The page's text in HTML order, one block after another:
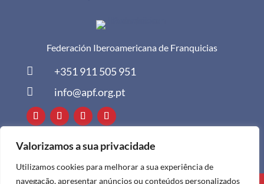
Valorizamos a sua privacidade
Utilizamos cookies para melhorar a sua experiência de
navegação, apresentar anúncios ou conteúdos personalizados
Federación Iberoamericana de Franquicias
 +351 911 505 951
 info@apf.org.pt